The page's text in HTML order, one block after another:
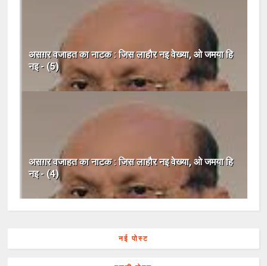
असग़र वजाहत का नाटक : जिस लाहौर नइ वेख्या, ओ जमया हि
नइ - (5)
असग़र वजाहत का नाटक : जिस लाहौर नइ वेख्या, ओ जमया हि
नइ - (4)
नई पोस्ट